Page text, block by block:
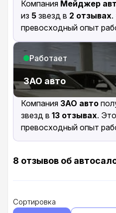
Компания Мейджер
из 5 звезд в 2 отзывах.
превосходный опыт
Работает
ЗАО авто
Компания ЗАО авто
звезд в 13 отзывах.
превосходный опыт
8 отзывов об
Сортировка